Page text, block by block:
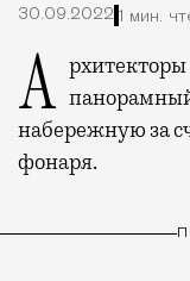
30.09.2022 1 мин.
Архитекторы обещают шикарный
набережную за
фонаря.